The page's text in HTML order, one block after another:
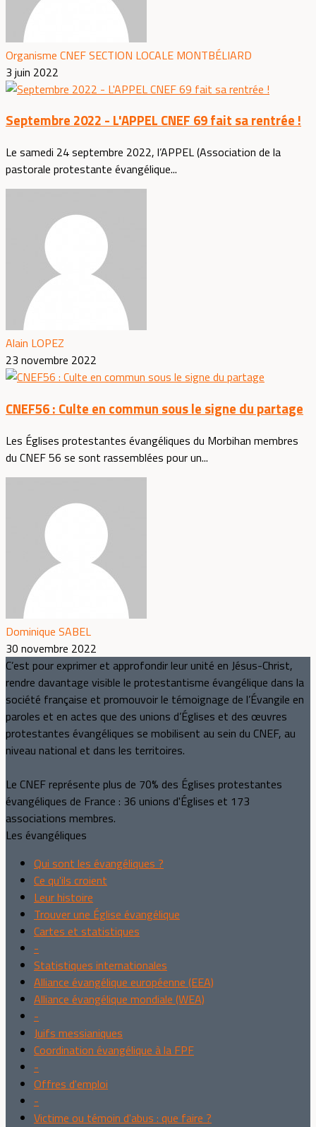
Organisme CNEF SECTION LOCALE MONTBÉLIARD
3 juin 2022
Septembre 2022 - L'APPEL CNEF 69 fait sa rentrée !
Le samedi 24 septembre 2022, l’APPEL (Association de la
pastorale protestante évangélique...
Alain LOPEZ
23 novembre 2022
CNEF56 : Culte en commun sous le signe du partage
Les Églises protestantes évangéliques du Morbihan membres
du CNEF 56 se sont rassemblées pour un...
Dominique SABEL
30 novembre 2022
C’est pour exprimer et approfondir leur unité en Jésus-Christ,
rendre davantage visible le protestantisme évangélique dans la
société française et promouvoir le témoignage de l’Évangile en
paroles et en actes que des unions d’Églises et des œuvres
protestantes évangéliques se mobilisent au sein du CNEF, au
niveau national et dans les territoires.
Le CNEF représente plus de 70% des Églises protestantes
évangéliques de France : 36 unions d'Églises et 173
associations membres.
Les évangéliques
Qui sont les évangéliques ?
Ce qu'ils croient
Leur histoire
Trouver une Église évangélique
Cartes et statistiques
-
Statistiques internationales
Alliance évangélique européenne (EEA)
Alliance évangélique mondiale (WEA)
-
Juifs messianiques
Coordination évangélique à la FPF
-
Offres d'emploi
-
Victime ou témoin d'abus : que faire ?